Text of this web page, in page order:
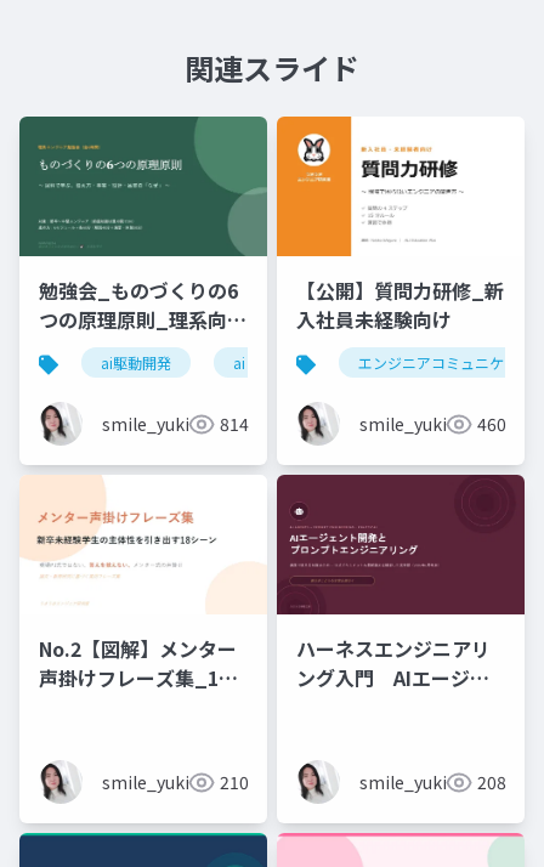
関連スライド
勉強会_ものづくりの6
つの原理原則_理系向け
6時間_2026_05_24_
石黒友季子
ai駆動開発 ai
smile_yukiko_it814
【公開】質問力研修_新
入社員未経験向け
エンジニアコミュニケーシ
smile_yukiko_it460
No.2【図解】メンター
声掛けフレーズ集_18
smile_yukiko_it210
ハーネスエンジニアリ
ング入門 AIエージェ
smile_yukiko_it208